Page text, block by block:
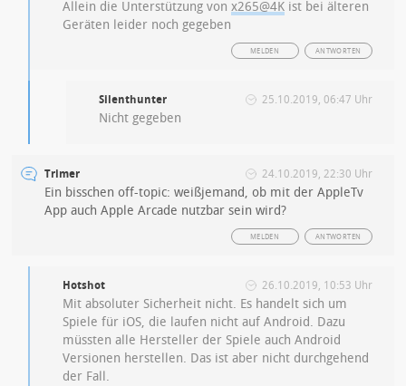
Allein die Unterstützung vonx265@4K ist bei älteren
Geräten leider noch gegeben
ANTWORTEN
MELDEN
Silenthunter 25.10.2019, 06:47 Uhr
Nicht gegeben
Trimer 24.10.2019, 22:30 Uhr
Ein bisschen off-topic: weißjemand, ob mit der AppleTv
App auch Apple Arcade nutzbar sein wird?
ANTWORTEN
MELDEN
Hotshot 26.10.2019, 10:53 Uhr
Mit absoluter Sicherheit nicht. Es handelt sich um
Spiele für iOS, die laufen nicht auf Android. Dazu
müssten alle Hersteller der Spiele auch Android
Versionen herstellen. Das ist aber nicht durchgehend
der Fall.